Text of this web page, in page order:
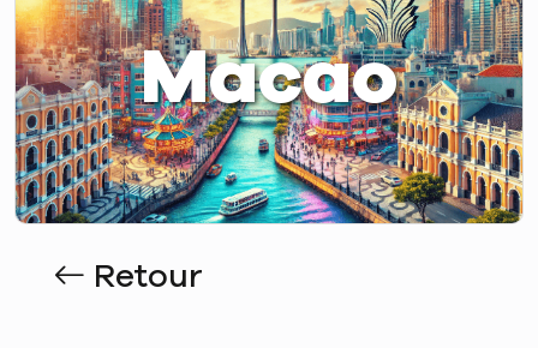
Macao
Retour